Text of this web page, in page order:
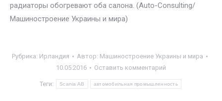
радиаторы обогревают оба салона. (Auto-Consulting/
Машиностроение Украины и мира)
Рубрика: Ирландия Автор: Машиностроение Украины и мира
10.05.2016
Оставить комментарий
Теги: Scania AB автомобильная промышленность